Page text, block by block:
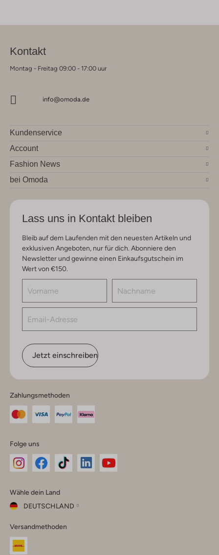
Kontakt
Montag - Freitag 09:00 - 17:00 uur
info@omoda.de
Kundenservice
Account
Fashion News
bei Omoda
Lass uns in Kontakt bleiben
Bleib auf dem Laufenden mit den neuesten Artikeln und
exklusiven Angeboten, nur für dich. Abonniere den
Newsletter und gewinne einen Einkaufsgutschein im
Wert von €150.
Jetzt einschreiben
Zahlungsmethoden
Folge uns
Instagram
Facebook
TikTok
Wähle dein Land
DEUTSCHLAND
dein
Land
Versandmethoden